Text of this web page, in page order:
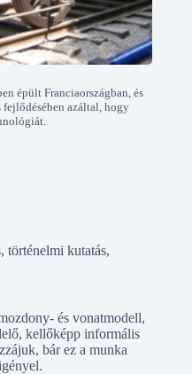
épült Franciaországban, és
azáltal, hogy
történelmi kutatás,
és vonatmodell,
kellőképp informális
bár ez a munka